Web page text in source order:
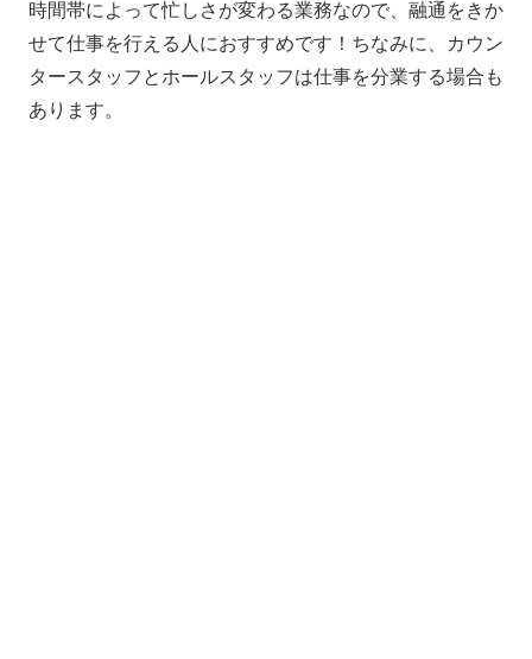
時間帯によって忙しさが変わる業務なので、融通をきか
せて仕事を行える人におすすめです！ちなみに、カウン
タースタッフとホールスタッフは仕事を分業する場合も
あります。